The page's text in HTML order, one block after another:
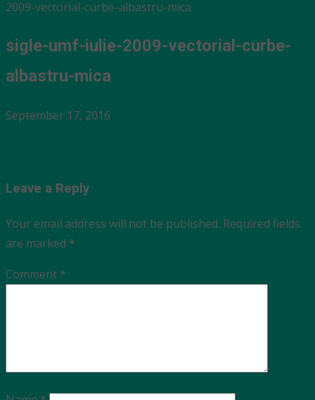
2009-vectorial-curbe-albastru-mica
sigle-umf-iulie-2009-vectorial-curbe-
albastru-mica
September 17, 2016
Leave a Reply
Your email address will not be published. Required fields
are marked *
Comment *